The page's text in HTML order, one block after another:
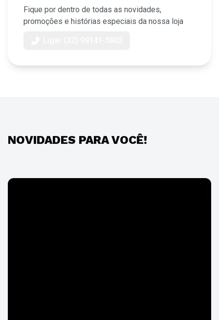
Fique por dentro de todas as novidades,
promoções e histórias especiais da nossa loja
NOVIDADES PARA VOCÊ!